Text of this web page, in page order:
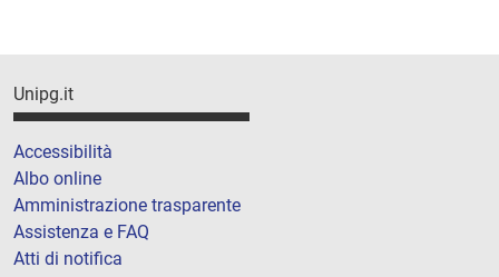
Unipg.it
Accessibilità
Albo online
Amministrazione trasparente
Assistenza e FAQ
Atti di notifica